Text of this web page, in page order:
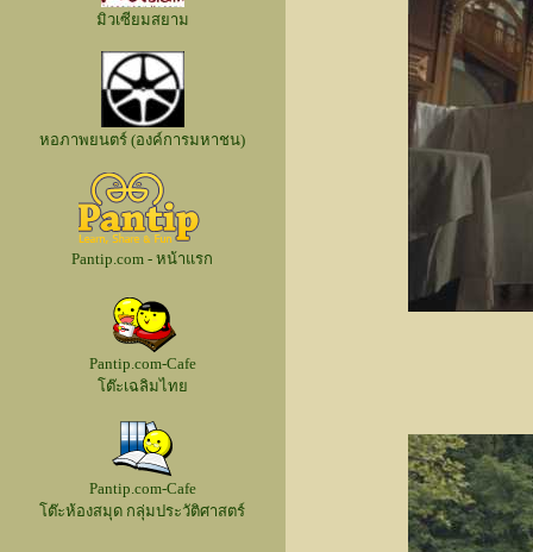
มิวเซียมสยาม
หอภาพยนตร์ (องค์การมหาชน)
Pantip.com - หน้าแรก
Pantip.com-Cafe
โต๊ะเฉลิมไทย
Pantip.com-Cafe
โต๊ะห้องสมุด กลุ่มประวัติศาสตร์